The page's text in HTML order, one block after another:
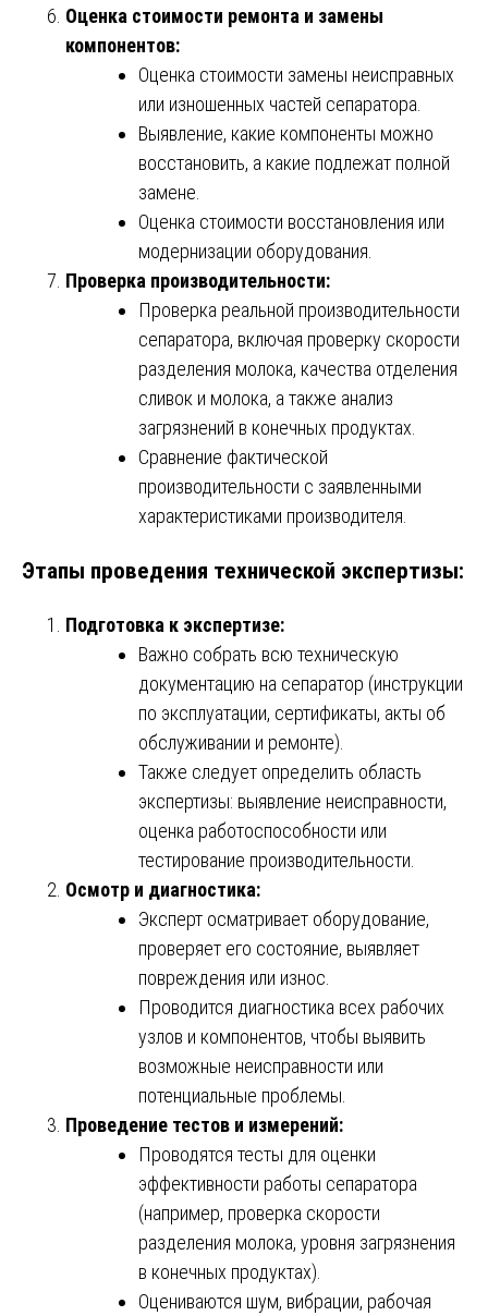
Оценка стоимости ремонта и замены
компонентов:
Оценка стоимости замены неисправных
или изношенных частей сепаратора.
Выявление, какие компоненты можно
восстановить, а какие подлежат полной
замене.
Оценка стоимости восстановления или
модернизации оборудования.
Проверка производительности:
Проверка реальной производительности
сепаратора, включая проверку скорости
разделения молока, качества отделения
сливок и молока, а также анализ
загрязнений в конечных продуктах.
Сравнение фактической
производительности с заявленными
характеристиками производителя.
Этапы проведения технической экспертизы:
Подготовка к экспертизе:
Важно собрать всю техническую
документацию на сепаратор (инструкции
по эксплуатации, сертификаты, акты об
обслуживании и ремонте).
Также следует определить область
экспертизы: выявление неисправности,
оценка работоспособности или
тестирование производительности.
Осмотр и диагностика:
Эксперт осматривает оборудование,
проверяет его состояние, выявляет
повреждения или износ.
Проводится диагностика всех рабочих
узлов и компонентов, чтобы выявить
возможные неисправности или
потенциальные проблемы.
Проведение тестов и измерений:
Проводятся тесты для оценки
эффективности работы сепаратора
(например, проверка скорости
разделения молока, уровня загрязнения
в конечных продуктах).
Оцениваются шум, вибрации, рабочая